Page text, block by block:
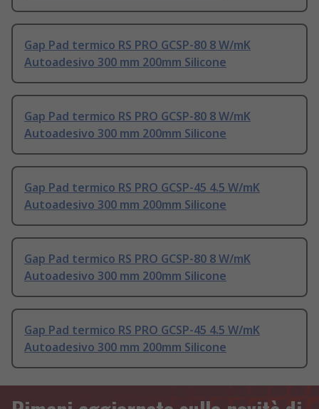
Gap Pad termico RS PRO GCSP-80 8 W/mK
Autoadesivo 300 mm 200mm Silicone
Gap Pad termico RS PRO GCSP-80 8 W/mK
Autoadesivo 300 mm 200mm Silicone
Gap Pad termico RS PRO GCSP-45 4.5 W/mK
Autoadesivo 300 mm 200mm Silicone
Gap Pad termico RS PRO GCSP-80 8 W/mK
Autoadesivo 300 mm 200mm Silicone
Gap Pad termico RS PRO GCSP-45 4.5 W/mK
Autoadesivo 300 mm 200mm Silicone